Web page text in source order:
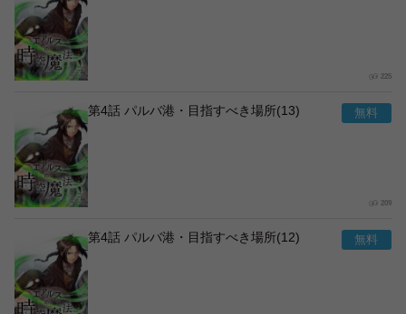
225
第4話 パルバ港・目指すべき場所(13)
209
第4話 パルバ港・目指すべき場所(12)